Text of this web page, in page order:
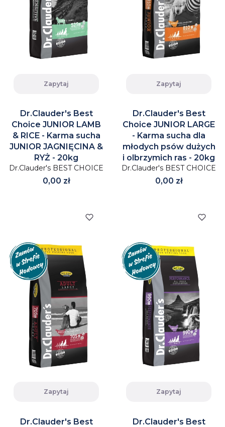
Zapytaj
Dr.Clauder's Best
Choice JUNIOR LAMB
& RICE - Karma sucha
JUNIOR JAGNIĘCINA &
RYŻ - 20kg
Dr.Clauder's BEST CHOICE
Cena
0,00 zł
Zapytaj
Dr.Clauder's Best
Choice JUNIOR LARGE
- Karma sucha dla
młodych psów dużych
i olbrzymich ras - 20kg
Dr.Clauder's BEST CHOICE
Cena
0,00 zł
Zapytaj
Dr.Clauder's Best
Zapytaj
Dr.Clauder's Best